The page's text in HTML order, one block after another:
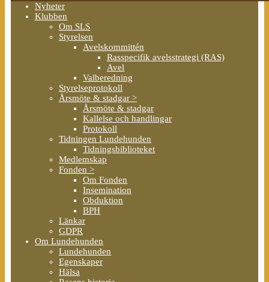
Nyheter
Klubben
Om SLS
Styrelsen
Avelskommittén
Rasspecifik avelsstrategi (RAS)
Avel
Valberedning
Styrelseprotokoll
Årsmöte & stadgar >
Årsmöte & stadgar
Kallelse och handlingar
Protokoll
Tidningen Lundehunden
Tidningsbiblioteket
Medlemskap
Fonden >
Om Fonden
Insemination
Obduktion
BPH
Länkar
GDPR
Om Lundehunden
Lundehunden
Egenskaper
Hälsa